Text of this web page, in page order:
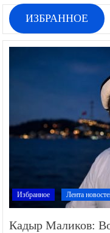
ИЗБРАННОЕ
Избранное Лента
Кадыр Маликов: